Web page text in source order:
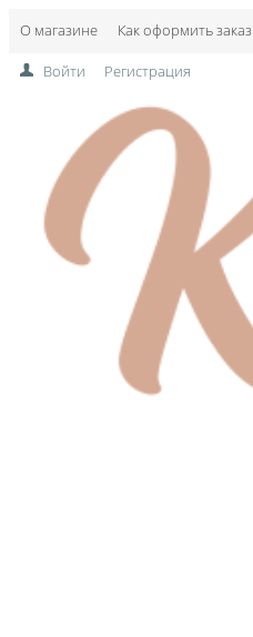
О магазине Как оформить заказ
Войти Регистрация